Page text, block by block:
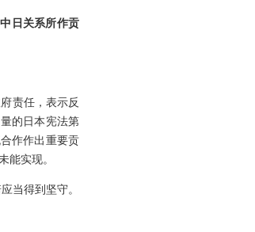
日关系所作贡
责任，表示反
的日本宪法第
作作出重要贡
能实现。
当得到坚守。